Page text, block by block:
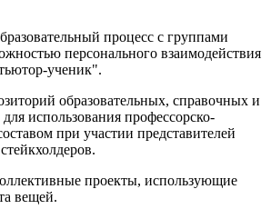
процесс с группами
персонального взаимодействия
ученик".
образовательных, справочных и
использования профессорско-
при участии представителей
проекты, использующие
вещей.